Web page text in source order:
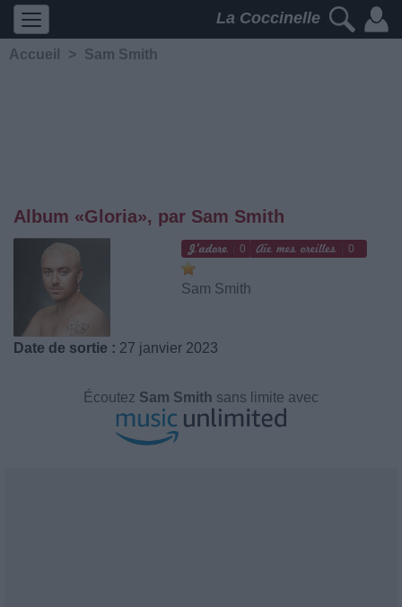
La Coccinelle
Accueil > Sam Smith
Album «Gloria», par Sam Smith
0 0
Sam Smith
Date de sortie : 27 janvier 2023
Écoutez Sam Smith sans limite avec